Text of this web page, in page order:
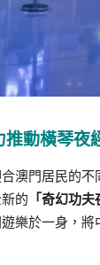
動橫琴夜
澳門居民的
的 「奇幻功夫
樂於一身，